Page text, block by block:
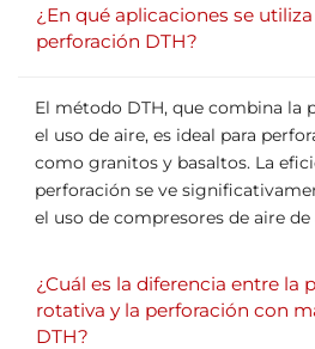
¿En qué aplicaciones se
perforación DTH?
El método DTH, que combina la
el uso de aire, es ideal para
como granitos y basaltos. La
perforación se ve
el uso de compresores de aire
¿Cuál es la diferencia entre la
rotativa y la perforación con
DTH?